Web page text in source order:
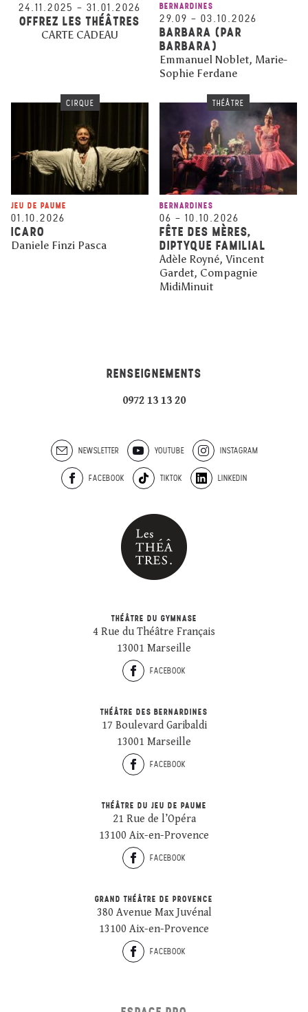
24.11.2025 – 31.01.2026
OFFREZ LES THÉÂTRES
CARTE CADEAU
BERNARDINES
29.09 – 03.10.2026
BARBARA (PAR
BARBARA)
Emmanuel Noblet, Marie-
Sophie Ferdane
CIRQUE
JEU DE PAUME
01.10.2026
ICARO
Daniele Finzi Pasca
THÉÂTRE
BERNARDINES
06 – 10.10.2026
FÊTE DES MÈRES,
DIPTYQUE FAMILIAL
Adèle Royné, Vincent
Gardet, Compagnie
MidiMinuit
RENSEIGNEMENTS
0972 13 13 20
NEWSLETTER YOUTUBE INSTAGRAM
FACEBOOK TIKTOK LINKEDIN
THÉÂTRE DU GYMNASE
4 Rue du Théâtre Français
13001 Marseille
FACEBOOK
THÉÂTRE DES BERNARDINES
17 Boulevard Garibaldi
13001 Marseille
FACEBOOK
THÉÂTRE DU JEU DE PAUME
21 Rue de l’Opéra
13100 Aix-en-Provence
FACEBOOK
GRAND THÉÂTRE DE PROVENCE
380 Avenue Max Juvénal
13100 Aix-en-Provence
FACEBOOK